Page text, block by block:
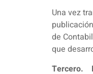
Una vez
de
que
Tercero.